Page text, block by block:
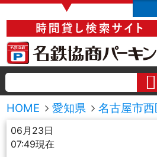
▼
HOME 愛知県 名古屋市西
06月23日
07:49現在